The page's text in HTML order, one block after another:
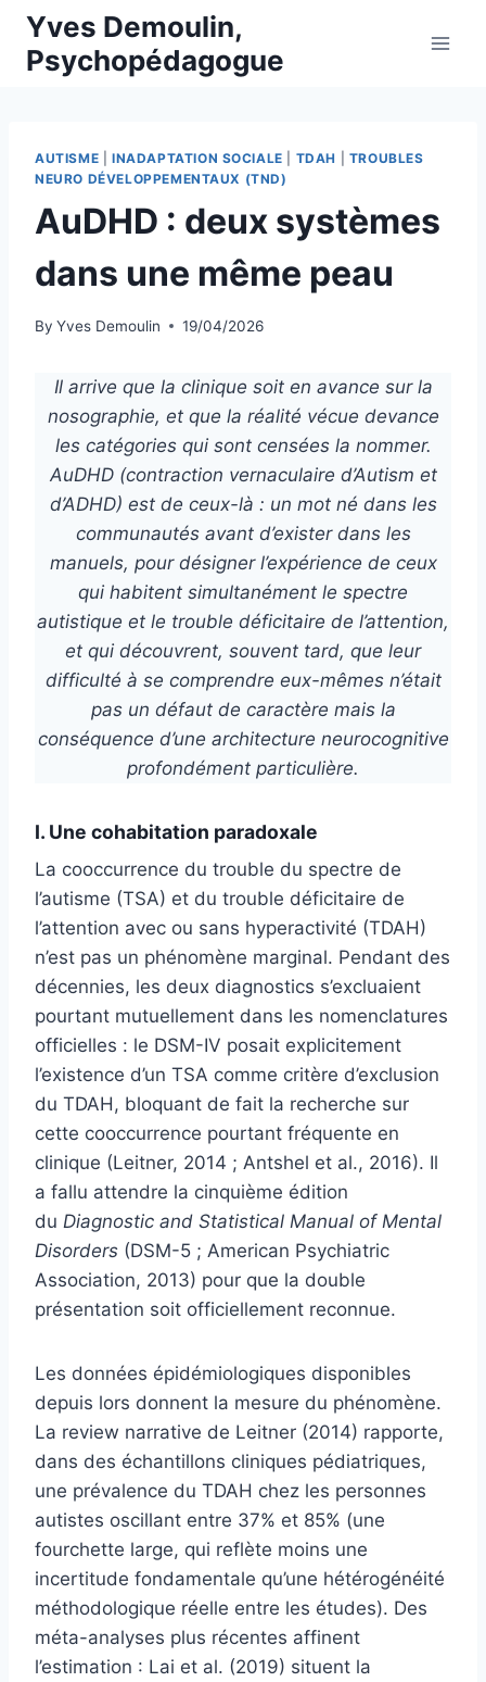
Skip
content
Yves Demoulin,
Psychopédagogue
AUTISME INADAPTATION SOCIALE TDAH
TROUBLES
NEURO DÉVELOPPEMENTAUX (TND)
AuDHD : deux systèmes
dans une même peau
By Yves Demoulin 19/04/2026
Il arrive que la clinique soit en avance sur la
nosographie, et que la réalité vécue devance
les catégories qui sont censées la nommer.
AuDHD (contraction vernaculaire d’Autism et
d’ADHD) est de ceux-là : un mot né dans les
communautés avant d’exister dans les
manuels, pour désigner l’expérience de ceux
qui habitent simultanément le spectre
autistique et le trouble déficitaire de l’attention,
et qui découvrent, souvent tard, que leur
difficulté à se comprendre eux-mêmes n’était
pas un défaut de caractère mais la
conséquence d’une architecture neurocognitive
profondément particulière.
I. Une cohabitation paradoxale
La cooccurrence du trouble du spectre de
l’autisme (TSA) et du trouble déficitaire de
l’attention avec ou sans hyperactivité (TDAH)
n’est pas un phénomène marginal. Pendant des
décennies, les deux diagnostics s’excluaient
pourtant mutuellement dans les nomenclatures
officielles : le DSM-IV posait explicitement
l’existence d’un TSA comme critère d’exclusion
du TDAH, bloquant de fait la recherche sur
cette cooccurrence pourtant fréquente en
clinique (Leitner, 2014 ; Antshel et al., 2016). Il
a fallu attendre la cinquième édition
du Diagnostic and Statistical Manual of Mental
Disorders (DSM-5 ; American Psychiatric
Association, 2013) pour que la double
présentation soit officiellement reconnue.
Les données épidémiologiques disponibles
depuis lors donnent la mesure du phénomène.
La review narrative de Leitner (2014) rapporte,
dans des échantillons cliniques pédiatriques,
une prévalence du TDAH chez les personnes
autistes oscillant entre 37% et 85% (une
fourchette large, qui reflète moins une
incertitude fondamentale qu’une hétérogénéité
méthodologique réelle entre les études). Des
méta-analyses plus récentes affinent
l’estimation : Lai et al. (2019) situent la